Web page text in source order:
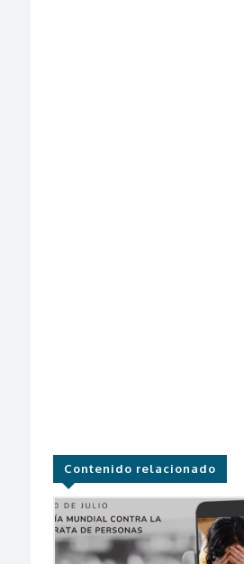
Contenido relacionado